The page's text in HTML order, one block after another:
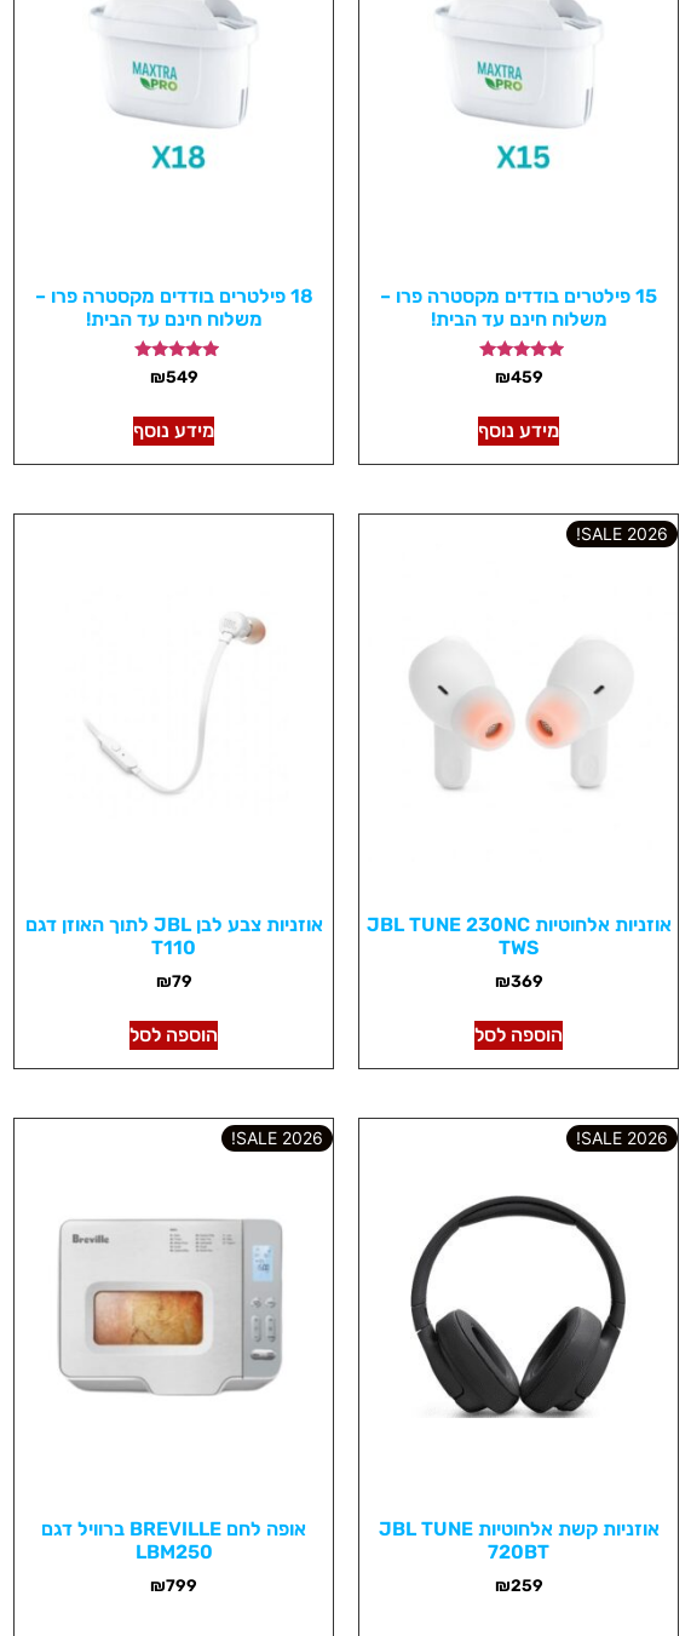
15 פילטרים בודדים מקסטרה פרו –
משלוח חינם עד הבית!
דורג
5.00
₪459
מידע נוסף
18 פילטרים בודדים מקסטרה פרו –
משלוח חינם עד הבית!
דורג
5.00
₪549
מידע נוסף
2026 SALE!
אוזניות אלחוטיות JBL TUNE 230NC
TWS
₪369
הוספה לסל
אוזניות צבע לבן JBL לתוך האוזן דגם
T110
₪79
הוספה לסל
2026 SALE!
אוזניות קשת אלחוטיות JBL TUNE
720BT
₪259
2026 SALE!
אופה לחם BREVILLE ברוויל דגם
LBM250
₪799